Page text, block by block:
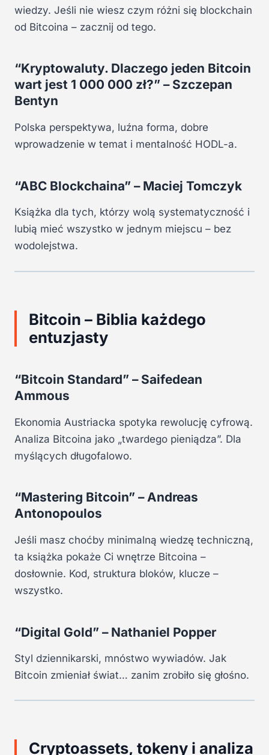
wiedzy. Jeśli nie wiesz czym różni się blockchain
od Bitcoina – zacznij od tego.
“Kryptowaluty. Dlaczego jeden Bitcoin
wart jest 1 000 000 zł?” – Szczepan
Bentyn
Polska perspektywa, luźna forma, dobre
wprowadzenie w temat i mentalność HODL-a.
“ABC Blockchaina” – Maciej Tomczyk
Książka dla tych, którzy wolą systematyczność i
lubią mieć wszystko w jednym miejscu – bez
wodolejstwa.
Bitcoin – Biblia każdego
entuzjasty
“Bitcoin Standard” – Saifedean
Ammous
Ekonomia Austriacka spotyka rewolucję cyfrową.
Analiza Bitcoina jako „twardego pieniądza”. Dla
myślących długofalowo.
“Mastering Bitcoin” – Andreas
Antonopoulos
Jeśli masz choćby minimalną wiedzę techniczną,
ta książka pokaże Ci wnętrze Bitcoina –
dosłownie. Kod, struktura bloków, klucze –
wszystko.
“Digital Gold” – Nathaniel Popper
Styl dziennikarski, mnóstwo wywiadów. Jak
Bitcoin zmieniał świat… zanim zrobiło się głośno.
Cryptoassets, tokeny i analiza